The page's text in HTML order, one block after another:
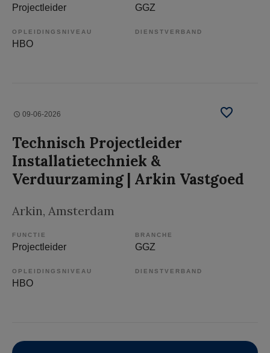
Projectleider GGZ
OPLEIDINGSNIVEAU
HBO
DIENSTVERBAND
09-06-2026
Technisch Projectleider
Installatietechniek &
Verduurzaming | Arkin Vastgoed
Arkin, Amsterdam
FUNCTIE
Projectleider
BRANCHE
GGZ
OPLEIDINGSNIVEAU
HBO
DIENSTVERBAND